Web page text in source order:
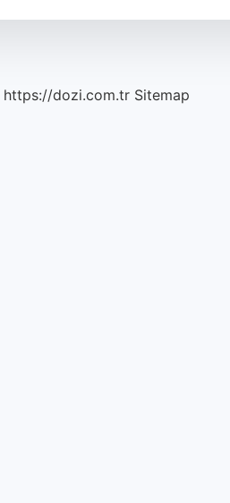
https://dozi.com.tr Sitemap